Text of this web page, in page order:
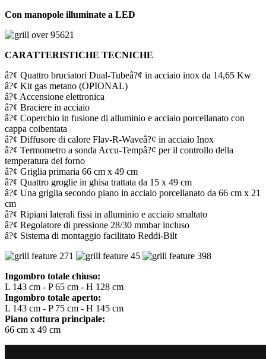
Con manopole illuminate a LED
CARATTERISTICHE TECNICHE
â?¢ Quattro bruciatori Dual-Tubeâ?¢ in acciaio inox da 14,65 Kw
â?¢ Kit gas metano (OPIONAL)
â?¢ Accensione elettronica
â?¢ Braciere in acciaio
â?¢ Coperchio in fusione di alluminio e acciaio porcellanato con
cappa coibentata
â?¢ Diffusore di calore Flav-R-Waveâ?¢ in acciaio Inox
â?¢ Termometro a sonda Accu-Tempâ?¢ per il controllo della
temperatura del forno
â?¢ Griglia primaria 66 cm x 49 cm
â?¢ Quattro groglie in ghisa trattata da 15 x 49 cm
â?¢ Una griglia secondo piano in acciaio porcellanato da 66 cm x 21
cm
â?¢ Ripiani laterali fissi in alluminio e acciaio smaltato
â?¢ Regolatore di pressione 28/30 mmbar incluso
â?¢ Sistema di montaggio facilitato Reddi-Bilt
Ingombro totale chiuso:
L 143 cm - P 65 cm - H 128 cm
Ingombro totale aperto:
L 143 cm - P 75 cm - H 145 cm
Piano cottura principale:
66 cm x 49 cm